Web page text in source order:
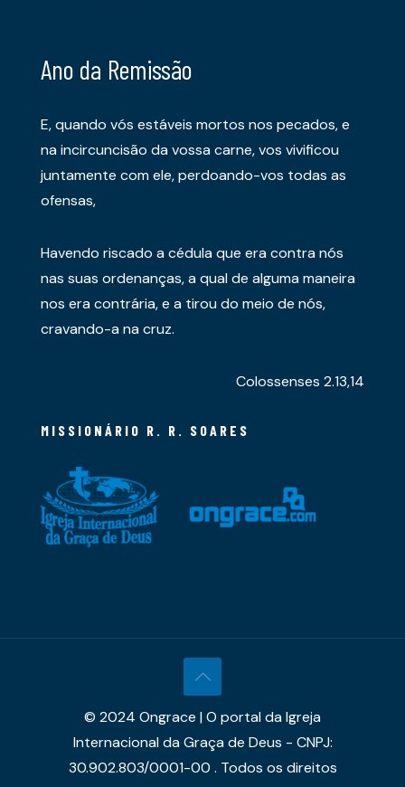
Ano da Remissão
E, quando vós estáveis mortos nos pecados, e
na incircuncisão da vossa carne, vos vivificou
juntamente com ele, perdoando-vos todas as
ofensas,
Havendo riscado a cédula que era contra nós
nas suas ordenanças, a qual de alguma maneira
nos era contrária, e a tirou do meio de nós,
cravando-a na cruz.
Colossenses 2.13,14
MISSIONÁRIO R. R. SOARES
© 2024 Ongrace | O portal da Igreja
Internacional da Graça de Deus - CNPJ:
30.902.803/0001-00 . Todos os direitos